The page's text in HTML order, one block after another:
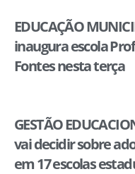
EDUCAÇÃO
inaugura escola
Fontes nesta terça
GESTÃO
vai decidir sobre
em 17 escolas